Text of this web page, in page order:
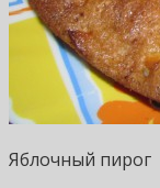
Яблочный пирог